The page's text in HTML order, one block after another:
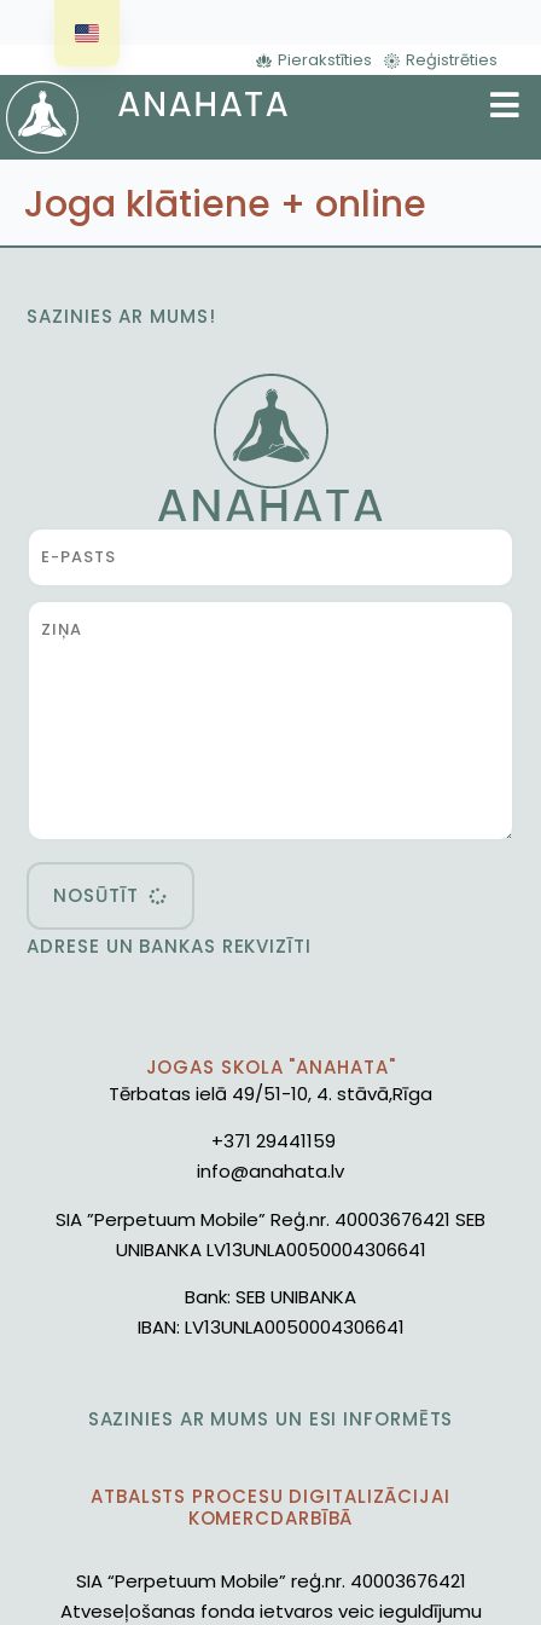
Pierakstīties Reģistrēties
Joga klātiene + online
SAZINIES AR MUMS!
NOSŪTĪT
ADRESE UN BANKAS REKVIZĪTI
JOGAS SKOLA "ANAHATA"
Tērbatas ielā 49/51-10, 4. stāvā,Rīga
+371 29441159
info@anahata.lv
SIA ”Perpetuum Mobile” Reģ.nr. 40003676421 SEB
UNIBANKA LV13UNLA0050004306641
Bank: SEB UNIBANKA
IBAN: LV13UNLA0050004306641
SAZINIES AR MUMS UN ESI INFORMĒTS
ATBALSTS PROCESU DIGITALIZĀCIJAI
KOMERCDARBĪBĀ
SIA “Perpetuum Mobile” reģ.nr. 40003676421
Atveseļošanas fonda ietvaros veic ieguldījumu